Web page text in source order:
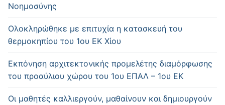
Νοημοσύνης
Oλοκληρώθηκε με επιτυχία η κατασκευή του
θερμοκηπίου του 1ου ΕΚ Χίου
Εκπόνηση αρχιτεκτονικής προμελέτης διαμόρφωσης
του προαύλιου χώρου του 1ου ΕΠΑΛ – 1ου ΕΚ
Οι μαθητές καλλιεργούν, μαθαίνουν και δημιουργούν